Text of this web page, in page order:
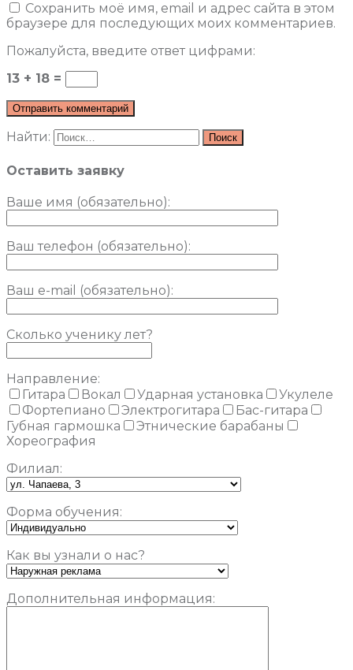
Сохранить моё имя, email и адрес сайта в этом
браузере для последующих моих комментариев.
Пожалуйста, введите ответ цифрами:
13 + 18 =
Найти:
Оставить заявку
Ваше имя (обязательно):
Ваш телефон (обязательно):
Ваш e-mail (обязательно):
Сколько ученику лет?
Направление:
Гитара
Вокал Ударная установка
Укулеле
Фортепиано
Электрогитара
Бас-гитара
Губная гармошка
Этнические барабаны
Хореография
Филиал:
Форма обучения:
Как вы узнали о нас?
Дополнительная информация: